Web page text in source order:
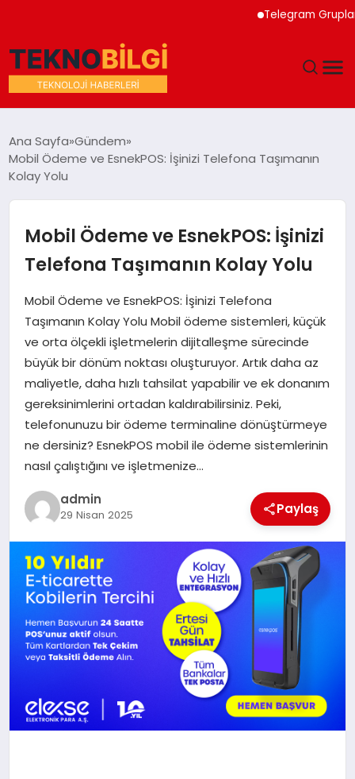
Telegram Grupları ile
DÜNYA
MAGAZIN
SAĞLIK
SIYASET
SPOR
TEKNOLOJI
YAŞAM
Ana Sayfa Gündem
Mobil Ödeme ve EsnekPOS: İşinizi Telefona Taşımanın
Kolay Yolu
Mobil Ödeme ve EsnekPOS: İşinizi
Telefona Taşımanın Kolay Yolu
Mobil Ödeme ve EsnekPOS: İşinizi Telefona
Taşımanın Kolay Yolu Mobil ödeme sistemleri, küçük
ve orta ölçekli işletmelerin dijitalleşme sürecinde
büyük bir dönüm noktası oluşturuyor. Artık daha az
maliyetle, daha hızlı tahsilat yapabilir ve ek donanım
gereksinimlerini ortadan kaldırabilirsiniz. Peki,
telefonunuzu bir ödeme terminaline dönüştürmeye
ne dersiniz? EsnekPOS mobil ile ödeme sistemlerinin
nasıl çalıştığını ve işletmenize…
admin
29 Nisan 2025 Paylaş